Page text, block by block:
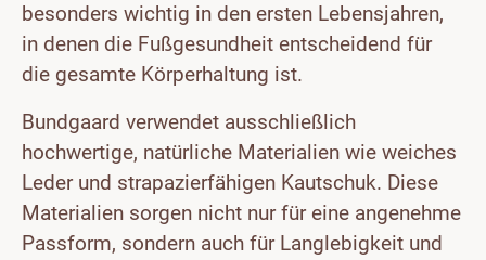
besonders wichtig in den ersten Lebensjahren,
in denen die Fußgesundheit entscheidend für
die gesamte Körperhaltung ist.
Bundgaard verwendet ausschließlich
hochwertige, natürliche Materialien wie weiches
Leder und strapazierfähigen Kautschuk. Diese
Materialien sorgen nicht nur für eine angenehme
Passform, sondern auch für Langlebigkeit und